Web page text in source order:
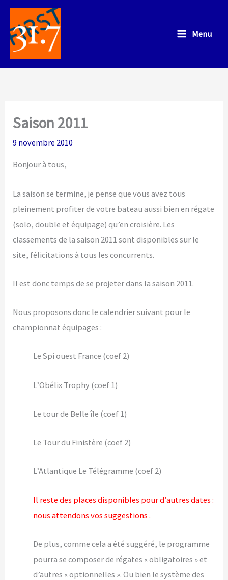
Aller
contenu
Menu
Saison 2011
9 novembre 2010
Bonjour à tous,
La saison se termine, je pense que vous avez tous
pleinement profiter de votre bateau aussi bien en régate
(solo, double et équipage) qu’en croisière. Les
classements de la saison 2011 sont disponibles sur le
site, félicitations à tous les concurrents.
Il est donc temps de se projeter dans la saison 2011.
Nous proposons donc le calendrier suivant pour le
championnat équipages :
Le Spi ouest France (coef 2)
L’Obélix Trophy (coef 1)
Le tour de Belle île (coef 1)
Le Tour du Finistère (coef 2)
L’Atlantique Le Télégramme (coef 2)
Il reste des places disponibles pour d’autres dates :
nous attendons vos suggestions .
De plus, comme cela a été suggéré, le programme
pourra se composer de régates « obligatoires » et
d’autres « optionnelles ». Ou bien le système des